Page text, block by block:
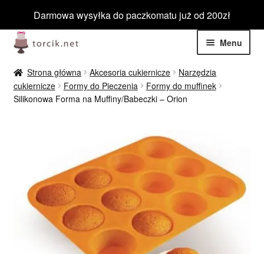
Darmowa wysyłka do paczkomatu już od 200zł
Przejdź
do
nawigacji
Przejdź
do
treści
Menu
Jadalne
Niejadalne
menu
Blog
Wyprzedaż
Strona główna Akcesoria cukiernicze
Narzędzia
cukiernicze
Formy do Pieczenia
Formy do muffinek
Silikonowa Forma na Muffiny/Babeczki – Orion